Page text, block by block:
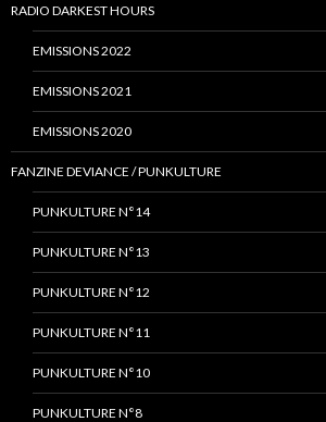
RADIO DARKEST HOURS
EMISSIONS 2022
EMISSIONS 2021
EMISSIONS 2020
FANZINE DEVIANCE / PUNKULTURE
PUNKULTURE N°14
PUNKULTURE N°13
PUNKULTURE N°12
PUNKULTURE N°11
PUNKULTURE N°10
PUNKULTURE N°8